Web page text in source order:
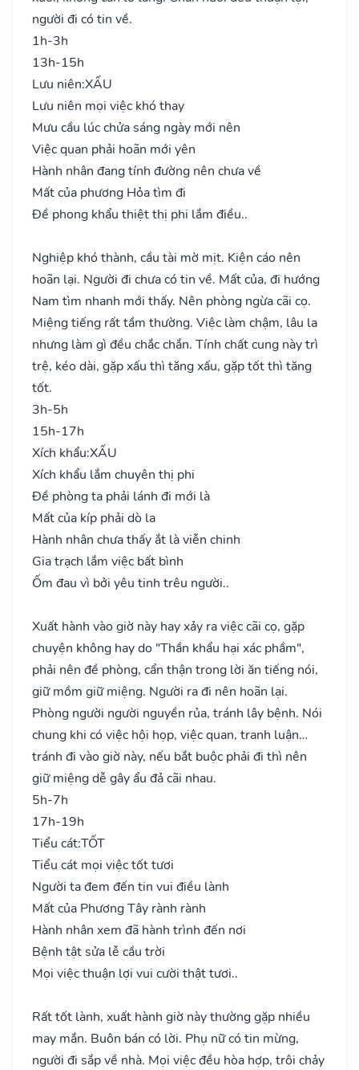
người đi có tin về.
1h-3h
13h-15h
Lưu niên:XẤU
Lưu niên mọi việc khó thay
Mưu cầu lúc chửa sáng ngày mới nên
Việc quan phải hoãn mới yên
Hành nhân đang tính đường nên chưa về
Mất của phương Hỏa tìm đi
Đề phong khẩu thiệt thị phi lắm điều..
Nghiệp khó thành, cầu tài mờ mịt. Kiện cáo nên
hoãn lại. Người đi chưa có tin về. Mất của, đi hướng
Nam tìm nhanh mới thấy. Nên phòng ngừa cãi cọ.
Miệng tiếng rất tầm thường. Việc làm chậm, lâu la
nhưng làm gì đều chắc chắn. Tính chất cung này trì
trệ, kéo dài, gặp xấu thì tăng xấu, gặp tốt thì tăng
tốt.
3h-5h
15h-17h
Xích khẩu:XẤU
Xích khẩu lắm chuyên thị phi
Đề phòng ta phải lánh đi mới là
Mất của kíp phải dò la
Hành nhân chưa thấy ắt là viễn chinh
Gia trạch lắm việc bất bình
Ốm đau vì bởi yêu tinh trêu người..
Xuất hành vào giờ này hay xảy ra việc cãi cọ, gặp
chuyện không hay do "Thần khẩu hại xác phầm",
phải nên đề phòng, cẩn thận trong lời ăn tiếng nói,
giữ mồm giữ miệng. Người ra đi nên hoãn lại.
Phòng người người nguyền rủa, tránh lây bệnh. Nói
chung khi có việc hội họp, việc quan, tranh luận…
tránh đi vào giờ này, nếu bắt buộc phải đi thì nên
giữ miệng dễ gây ẩu đả cãi nhau.
5h-7h
17h-19h
Tiểu cát:TỐT
Tiểu cát mọi việc tốt tươi
Người ta đem đến tin vui điều lành
Mất của Phương Tây rành rành
Hành nhân xem đã hành trình đến nơi
Bệnh tật sửa lễ cầu trời
Mọi việc thuận lợi vui cười thật tươi..
Rất tốt lành, xuất hành giờ này thường gặp nhiều
may mắn. Buôn bán có lời. Phụ nữ có tin mừng,
người đi sắp về nhà. Mọi việc đều hòa hợp, trôi chảy